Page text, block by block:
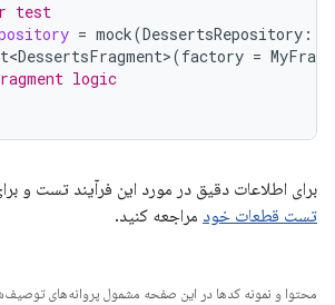
test
= mock(DessertsRepository ::
>(factory =
logic
برای اطلاعات دقیق در مورد این فرآیند تست و
تست قطعات خود مراجعه کنید.
محتوا و نمونه کدها در این صفحه مشمول پروانه‌های